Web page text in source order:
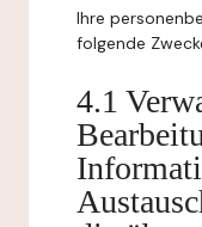
Ihre
folgende
4.1